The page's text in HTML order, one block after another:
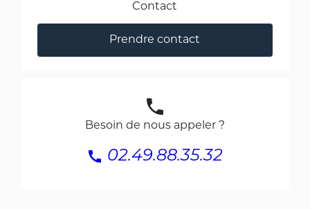
Contact
Prendre contact
phone
Besoin de nous appeler ?
call 02.49.88.35.32